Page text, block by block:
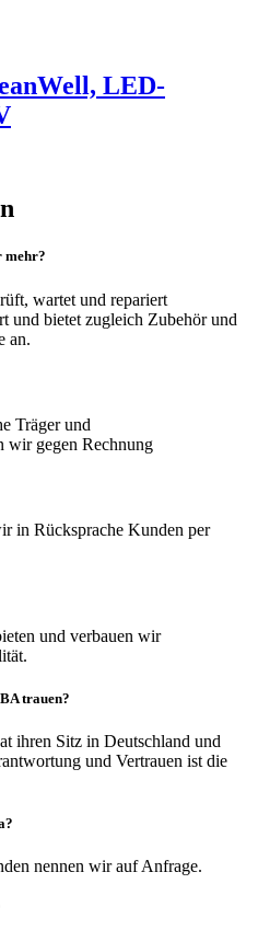
LED-
mehr?
wartet und repariert
und bietet zugleich Zubehör und
an.
Träger und
wir gegen Rechnung
in Rücksprache Kunden per
und verbauen wir
trauen?
ihren Sitz in Deutschland und
und Vertrauen ist die
nennen wir auf Anfrage.